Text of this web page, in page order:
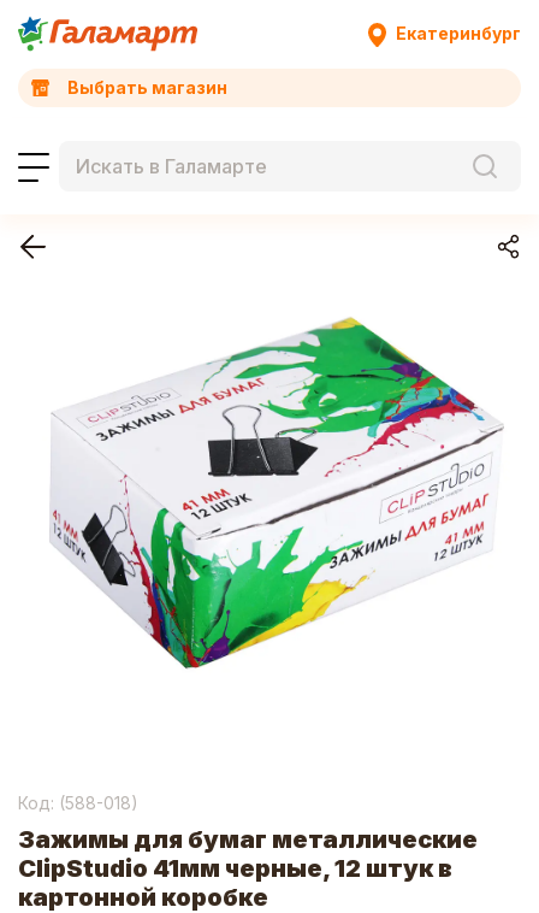
Екатеринбург
Выбрать магазин
Код: (588-018)
Зажимы для бумаг металлические
ClipStudio 41мм черные, 12 штук в
картонной коробке